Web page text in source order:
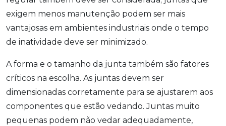
exigem menos manutenção podem ser mais
vantajosas em ambientes industriais onde o tempo
de inatividade deve ser minimizado.
A forma e o tamanho da junta também são fatores
críticos na escolha. As juntas devem ser
dimensionadas corretamente para se ajustarem aos
componentes que estão vedando. Juntas muito
pequenas podem não vedar adequadamente,